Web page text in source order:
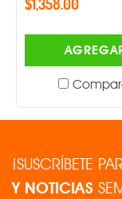
$1,358.00
¡SUSCRÍBETE
Y NOTICIAS